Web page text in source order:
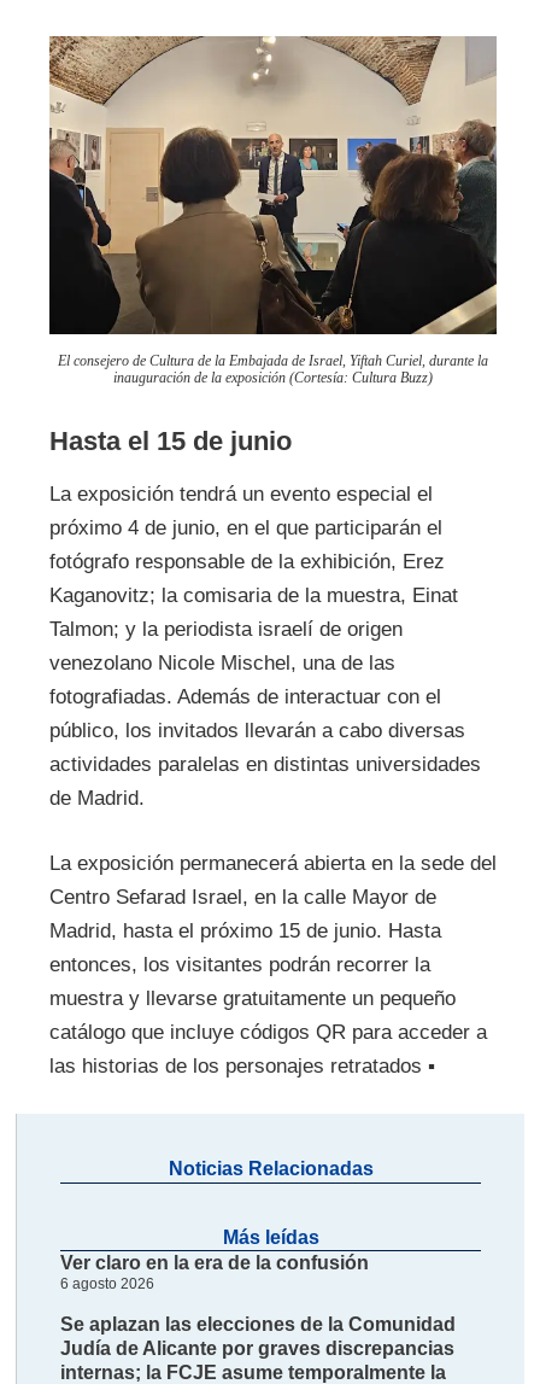
El consejero de Cultura de la Embajada de Israel, Yiftah Curiel, durante la
inauguración de la exposición (Cortesía: Cultura Buzz)
Hasta el 15 de junio
La exposición tendrá un evento especial el
próximo 4 de junio, en el que participarán el
fotógrafo responsable de la exhibición, Erez
Kaganovitz; la comisaria de la muestra, Einat
Talmon; y la periodista israelí de origen
venezolano Nicole Mischel, una de las
fotografiadas. Además de interactuar con el
público, los invitados llevarán a cabo diversas
actividades paralelas en distintas universidades
de Madrid.
La exposición permanecerá abierta en la sede del
Centro Sefarad Israel, en la calle Mayor de
Madrid, hasta el próximo 15 de junio. Hasta
entonces, los visitantes podrán recorrer la
muestra y llevarse gratuitamente un pequeño
catálogo que incluye códigos QR para acceder a
las historias de los personajes retratados ▪
Noticias Relacionadas
Más leídas
Ver claro en la era de la confusión
6 agosto 2026
Se aplazan las elecciones de la Comunidad
Judía de Alicante por graves discrepancias
internas; la FCJE asume temporalmente la